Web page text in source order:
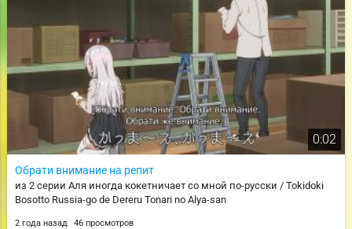
0:02
Обрати внимание на репит
из 2 серии Аля иногда кокетничает со мной по-русски / Tokidoki
Bosotto Russia-go de Dereru Tonari no Alya-san
2 года назад 46 просмотров